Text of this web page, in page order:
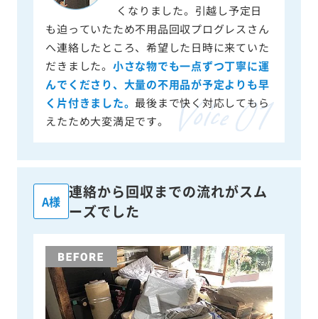
くなりました。引越し予定日
も迫っていたため不用品回収プログレスさん
へ連絡したところ、希望した日時に来ていた
だきました。 小さな物でも一点ずつ丁寧に運
んでくださり、大量の不用品が予定よりも早
く片付きました。 最後まで快く対応してもら
えたため大変満足です。
A様
連絡から回収までの流れがスム
ーズでした